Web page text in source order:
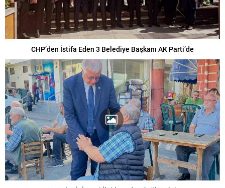
CHP’den İstifa Eden 3 Belediye Başkanı AK Parti’de